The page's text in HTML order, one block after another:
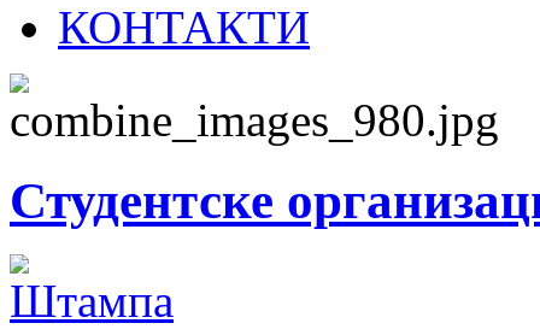
КОНТАКТИ
Студентске